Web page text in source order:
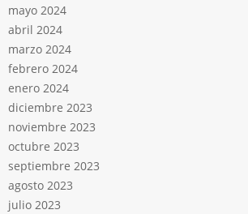
mayo 2024
abril 2024
marzo 2024
febrero 2024
enero 2024
diciembre 2023
noviembre 2023
octubre 2023
septiembre 2023
agosto 2023
julio 2023